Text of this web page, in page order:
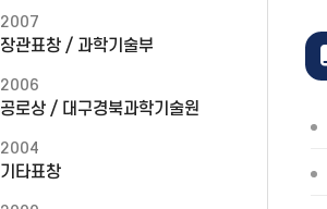
2007
장관표창 / 과학기술부
2006
공로상 / 대구경북과학기술원
2004
기타표창